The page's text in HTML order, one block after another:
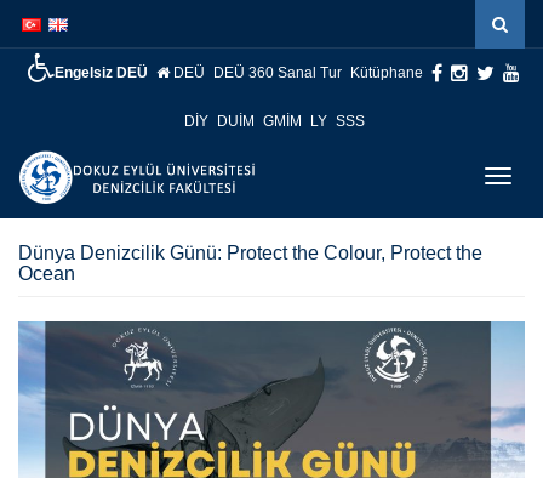
atla
atla
Engelsiz DEÜ DEÜ DEÜ 360 Sanal Tur Kütüphane
DİY DUİM GMİM LY SSS
Dünya Denizcilik Günü: Protect the Colour, Protect the
Ocean